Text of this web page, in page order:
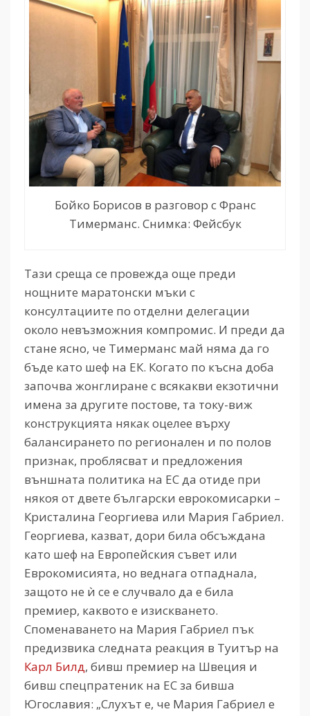
Бойко Борисов в разговор с Франс
Тимерманс. Снимка: Фейсбук
Тази среща се провежда още преди
нощните маратонски мъки с
консултациите по отделни делегации
около невъзможния компромис. И преди да
стане ясно, че Тимерманс май няма да го
бъде като шеф на ЕК. Когато по късна доба
започва жонглиране с всякакви екзотични
имена за другите постове, та току-виж
конструкцията някак оцелее върху
балансирането по регионален и по полов
признак, проблясват и предложения
външната политика на ЕС да отиде при
някоя от двете български еврокомисарки –
Кристалина Георгиева или Мария Габриел.
Георгиева, казват, дори била обсъждана
като шеф на Европейския съвет или
Еврокомисията, но веднага отпаднала,
защото не ѝ се е случвало да е била
премиер, каквото е изискването.
Споменаването на Мария Габриел пък
предизвика следната реакция в Туитър на
Карл Билд, бивш премиер на Швеция и
бивш спецпратеник на ЕС за бивша
Югославия: „Слухът е, че Мария Габриел е